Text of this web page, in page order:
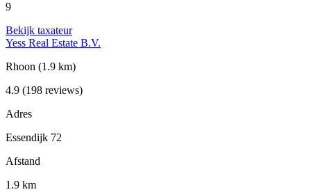
9
Bekijk taxateur
Yess Real Estate B.V.
Rhoon (1.9 km)
4.9 (198 reviews)
Adres
Essendijk 72
Afstand
1.9 km